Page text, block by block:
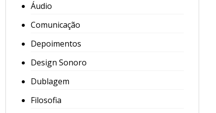
Áudio
Comunicação
Depoimentos
Design Sonoro
Dublagem
Filosofia